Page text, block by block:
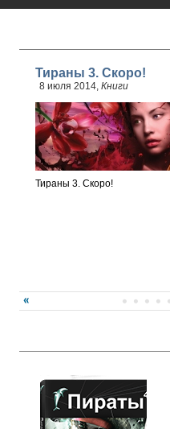
Тираны 3. Скоро!
8 июля 2014, Книги
Тираны 3. Скоро!